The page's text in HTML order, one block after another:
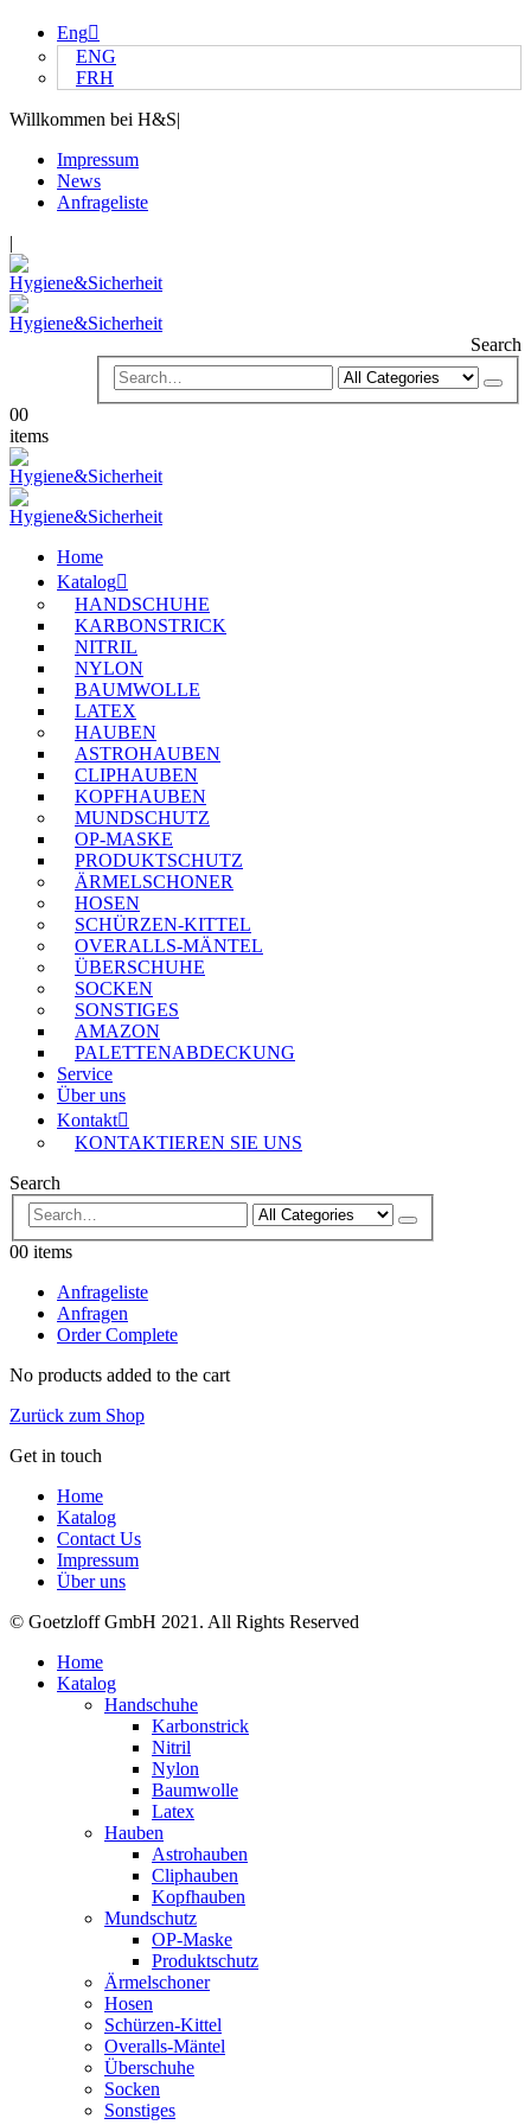
Eng
ENG
FRH
Willkommen bei H&S|
Impressum
News
Anfrageliste
|
Search
00
items
Home
Katalog
HANDSCHUHE
KARBONSTRICK
NITRIL
NYLON
BAUMWOLLE
LATEX
HAUBEN
ASTROHAUBEN
CLIPHAUBEN
KOPFHAUBEN
MUNDSCHUTZ
OP-MASKE
PRODUKTSCHUTZ
ÄRMELSCHONER
HOSEN
SCHÜRZEN-KITTEL
OVERALLS-MÄNTEL
ÜBERSCHUHE
SOCKEN
SONSTIGES
AMAZON
PALETTENABDECKUNG
Service
Über uns
Kontakt
KONTAKTIEREN SIE UNS
Search
00 items
Anfrageliste
Anfragen
Order Complete
No products added to the cart
Zurück zum Shop
Get in touch
Home
Katalog
Contact Us
Impressum
Über uns
© Goetzloff GmbH 2021. All Rights Reserved
Home
Katalog
Handschuhe
Karbonstrick
Nitril
Nylon
Baumwolle
Latex
Hauben
Astrohauben
Cliphauben
Kopfhauben
Mundschutz
OP-Maske
Produktschutz
Ärmelschoner
Hosen
Schürzen-Kittel
Overalls-Mäntel
Überschuhe
Socken
Sonstiges